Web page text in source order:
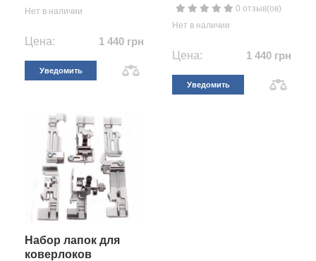
Нет в наличии
Цена: 1 440 грн
Уведомить
0 отзыв(ов)
Нет в наличии
Цена: 1 440 грн
Уведомить
Набор лапок для
коверлоков